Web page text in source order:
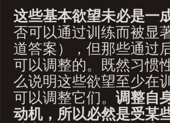
这些基本欲望未必是一
否可以通过训练而被显
道答案），但那些通过
可以调整的。既然习惯
么说明这些欲望至少在
可以调整它们。 调整自
动机，所以必然是受某